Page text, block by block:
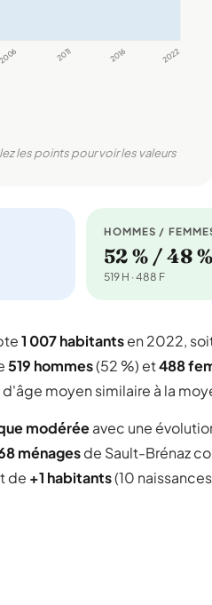
2006 2011 2016 2022
les points pour voir les valeurs
HOMMES /
52 % / 48 %
519 H · 488 F
1 007 habitantsen 2022,
519 hommes(52 %) et488
moyen similaire à la
modéréeavec une
ménagesde Sault-Brénaz
de +1 habitants(10